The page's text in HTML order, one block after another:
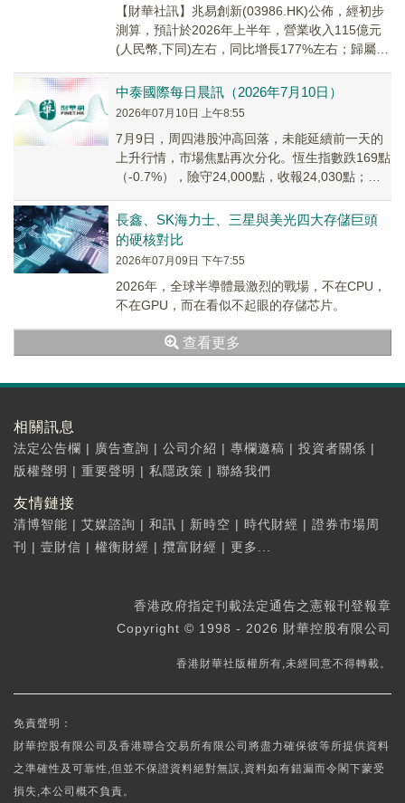
【財華社訊】兆易創新(03986.HK)公佈，經初步
測算，預計於2026年上半年，營業收入115億元
(人民幣,下同)左右，同比增長177%左右；歸屬上
中泰國際每日晨訊（2026年7月10日）
2026年07月10日 上午8:55
7月9日，周四港股沖高回落，未能延續前一天的
上升行情，市場焦點再次分化。恆生指數跌169點
（-0.7%），險守24,000點，收報24,030點；恆
長鑫、SK海力士、三星與美光四大存儲巨頭
的硬核對比
2026年07月09日 下午7:55
2026年，全球半導體最激烈的戰場，不在CPU，
不在GPU，而在看似不起眼的存儲芯片。
查看更多
相關訊息
法定公告欄 | 廣告查詢 | 公司介紹 | 專欄邀稿 | 投資者關係 |
版權聲明 | 重要聲明 | 私隱政策 | 聯絡我們
友情鏈接
清博智能 | 艾媒諮詢 | 和訊 | 新時空 | 時代財經 | 證券市場周
刊
| 壹財信 | 權衡財經 | 攬富財經 | 更多...
香港政府指定刊載法定通告之憲報刊登報章
Copyright © 1998 - 2026 財華控股有限公司
香港財華社版權所有,未經同意不得轉載。
免責聲明：
財華控股有限公司及香港聯合交易所有限公司將盡力確保彼等所提供資料
之準確性及可靠性,但並不保證資料絕對無誤,資料如有錯漏而令閣下蒙受
損失,本公司概不負責。